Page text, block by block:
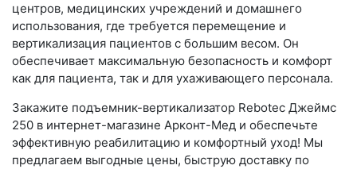
центров, медицинских учреждений и домашнего
использования, где требуется перемещение и
вертикализация пациентов с большим весом. Он
обеспечивает максимальную безопасность и комфорт
как для пациента, так и для ухаживающего персонала.
Закажите подъемник-вертикализатор Rebotec Джеймс
250 в интернет-магазине Арконт-Мед и обеспечьте
эффективную реабилитацию и комфортный уход! Мы
предлагаем выгодные цены, быструю доставку по